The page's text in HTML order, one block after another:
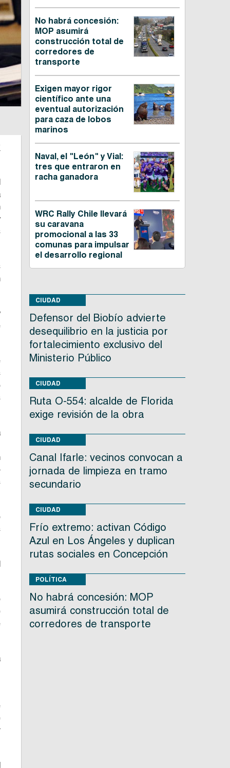
No habrá concesión:
MOP asumirá
construcción total de
corredores de
transporte
Exigen mayor rigor
científico ante una
eventual autorización
para caza de lobos
marinos
Naval, el "León" y Vial:
tres que entraron en
racha ganadora
WRC Rally Chile llevará
su caravana
promocional a las 33
comunas para impulsar
el desarrollo regional
CIUDAD
Defensor del Biobío advierte
desequilibrio en la justicia por
fortalecimiento exclusivo del
Ministerio Público
CIUDAD
Ruta O-554: alcalde de Florida
exige revisión de la obra
CIUDAD
Canal Ifarle: vecinos convocan a
jornada de limpieza en tramo
secundario
CIUDAD
Frío extremo: activan Código
Azul en Los Ángeles y duplican
rutas sociales en Concepción
POLÍTICA
No habrá concesión: MOP
asumirá construcción total de
corredores de transporte